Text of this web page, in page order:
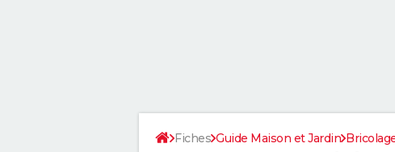
Fiches Guide Maison et Jardin